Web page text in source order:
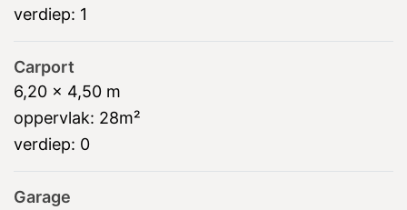
verdiep: 1
Carport
6,20 x 4,50 m
oppervlak: 28m²
verdiep: 0
Garage